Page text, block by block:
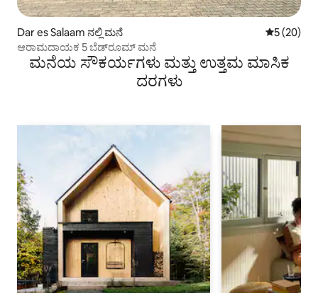
Dar es Salaam ನಲ್ಲಿ ಮನೆ 5 ರಲ್ಲಿ 5
5 (20)
ಆರಾಮದಾಯಕ 5 ಬೆಡ್‌ರೂಮ್ ಮನೆ
ಮನೆಯ ಸೌಕರ್ಯಗಳು ಮತ್ತು ಉತ್ತಮ ಮಾಸಿಕ
ದರಗಳು